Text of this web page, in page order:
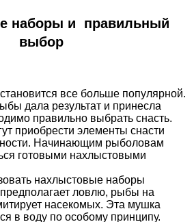
наборы и правильный
выбор
все больше популярной.
дала результат и принесла
правильно выбрать снасть.
приобрести элементы снасти
Начинающим рыболовам
готовыми нахлыстовыми
нахлыстовые наборы
предполагает ловлю, рыбы на
насекомых. Эта мушка
в воду по особому принципу.